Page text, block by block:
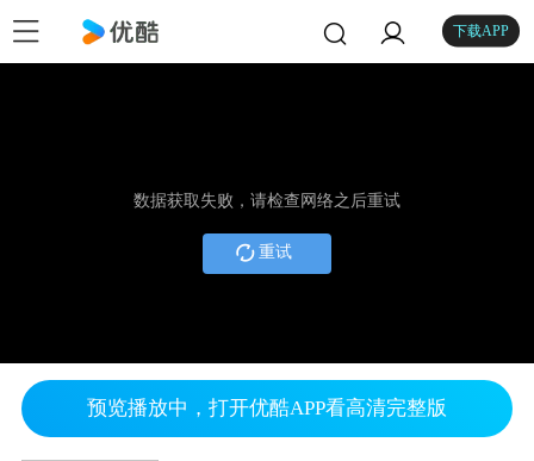
下载APP
数据获取失败，请检查网络之后重试
重试
预览播放中，打开优酷APP看高清完整版